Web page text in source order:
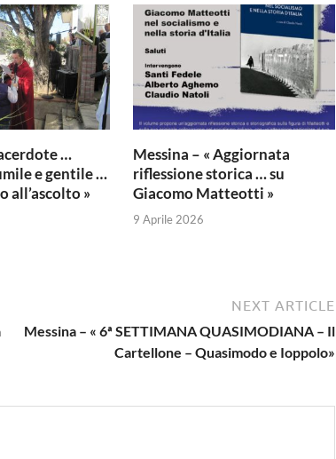
…
e gentile …
all’ascolto »
Messina – « Aggiornata
riflessione storica … su
Giacomo Matteotti »
9 Aprile 2026
NEXT ARTICLE
Messina – « 6ª SETTIMANA QUASIMODIANA – Il
Cartellone – Quasimodo e Ioppolo»